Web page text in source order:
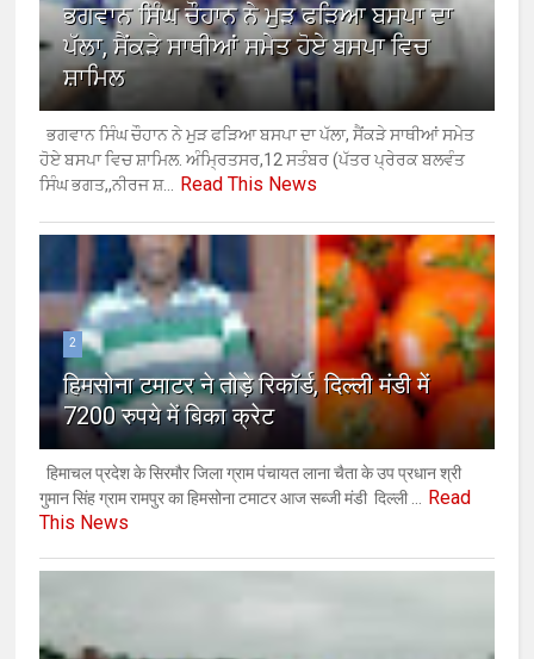
ਭਗਵਾਨ ਸਿੰਘ ਚੌਹਾਨ ਨੇ ਮੁੜ ਫੜਿਆ ਬਸਪਾ ਦਾ
ਪੱਲਾ, ਸੈਂਕੜੇ ਸਾਥੀਆਂ ਸਮੇਤ ਹੋਏ ਬਸਪਾ ਵਿਚ
ਸ਼ਾਮਿਲ
ਭਗਵਾਨ ਸਿੰਘ ਚੌਹਾਨ ਨੇ ਮੁੜ ਫੜਿਆ ਬਸਪਾ ਦਾ ਪੱਲਾ, ਸੈਂਕੜੇ ਸਾਥੀਆਂ ਸਮੇਤ
ਹੋਏ ਬਸਪਾ ਵਿਚ ਸ਼ਾਮਿਲ. ਅੰਮ੍ਰਿਤਸਰ,12 ਸਤੰਬਰ (ਪੱਤਰ ਪ੍ਰੇਰਕ ਬਲਵੰਤ
ਸਿੰਘ ਭਗਤ,,ਨੀਰਜ ਸ਼... Read This News
2
हिमसोना टमाटर ने तोड़े रिकॉर्ड, दिल्ली मंडी में
7200 रुपये में बिका क्रेट
हिमाचल प्रदेश के सिरमौर जिला ग्राम पंचायत लाना चैता के उप प्रधान श्री
गुमान सिंह ग्राम रामपुर का हिमसोना टमाटर आज सब्जी मंडी दिल्ली ... Read
This News